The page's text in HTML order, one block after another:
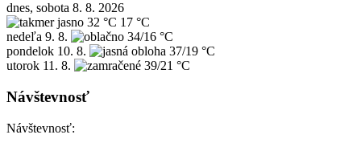
dnes, sobota 8. 8. 2026
32 °C 17 °C
nedeľa 9. 8.
34/16 °C
pondelok 10. 8.
37/19 °C
utorok 11. 8. 39/21 °C
Návštevnosť
Návštevnosť: